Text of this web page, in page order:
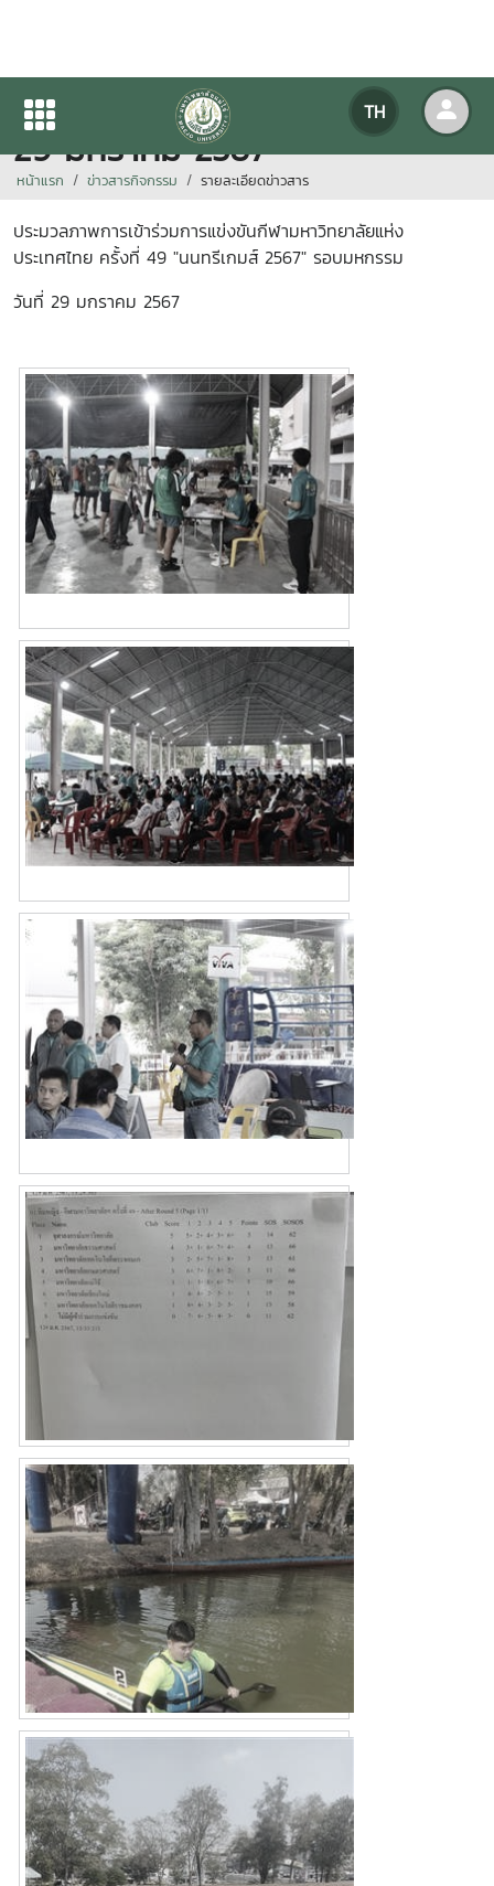
TH
ประมวลภาพการแข่งขันฯ วันที่
29 มกราคม 2567
หน้าแรก ข่าวสารกิจกรรม รายละเอียดข่าวสาร
ประมวลภาพการเข้าร่วมการแข่งขันกีฬามหาวิทยาลัยแห่ง
ประเทศไทย ครั้งที่ 49 "นนทรีเกมส์ 2567" รอบมหกรรม
วันที่ 29 มกราคม 2567